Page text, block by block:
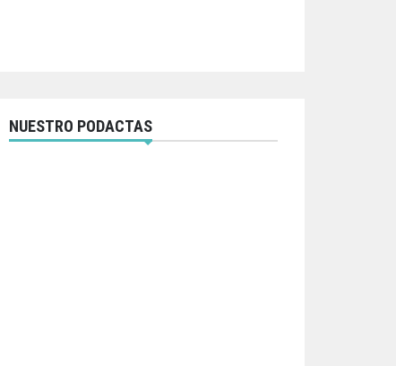
NUESTRO PODACTAS